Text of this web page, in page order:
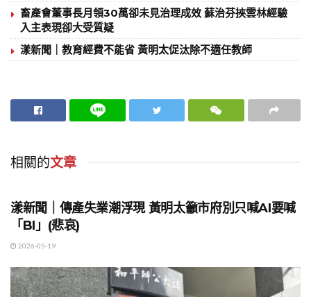
畜產會董事長月領30萬卻未見治理成效 蘇治芬挾雲林經驗
入主表現卻大受質疑
漾新聞｜教育經費不能省 黃明太促汰除不適任教師
相關的文章
漾新聞｜傳產失業潮浮現 黃明太籲市府別只喊AI要喊
「BI」(悲哀)
2026-05-19